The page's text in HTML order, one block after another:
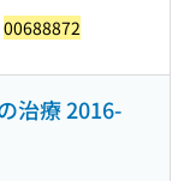
00688872
治療 2016-